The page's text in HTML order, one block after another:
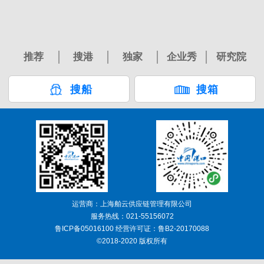
推荐 搜港 独家 企业秀 研究院
搜船 搜箱
运营商：上海舶云供应链管理有限公司
服务热线：021-55156072
鲁ICP备05016100 经营许可证：鲁B2-20170088
©2018-2020 版权所有